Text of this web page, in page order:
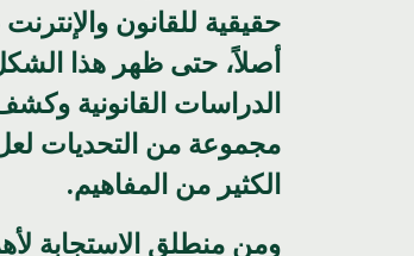
حقيقية للقانون
أصلاً، حتى ظهر هذا
الدراسات القانونية
مجموعة من التحديات لعل
الكثير من المفاهيم.
ومن منطلق الاستجابة